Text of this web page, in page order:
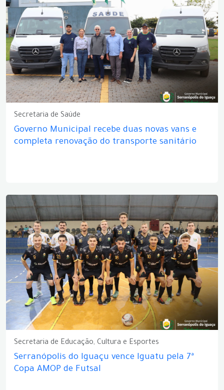
Secretaria de Saúde
Governo Municipal recebe duas novas vans e
completa renovação do transporte sanitário
Secretaria de Educação, Cultura e Esportes
Serranópolis do Iguaçu vence Iguatu pela 7ª
Copa AMOP de Futsal